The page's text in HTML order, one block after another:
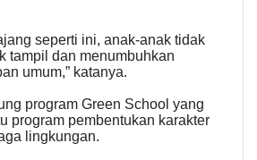
seperti ini, anak-anak tidak
tampil dan menumbuhkan
umum,” katanya.
program Green School yang
program pembentukan karakter
lingkungan.